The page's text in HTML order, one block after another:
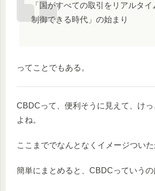
「国がすべての取引をリアルタイ
制御できる時代」の始まり
ってことでもある。
CBDCって、便利そうに見えて、け
よね。
ここまででなんとなくイメージついた
簡単にまとめると、CBDCっていうの